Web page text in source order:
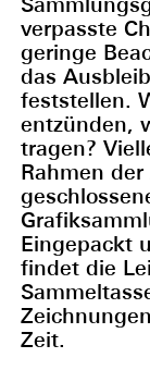
verpasste
geringe
das
feststellen.
entzünden,
tragen?
Rahmen
Eingepackt
findet die
Zeit.